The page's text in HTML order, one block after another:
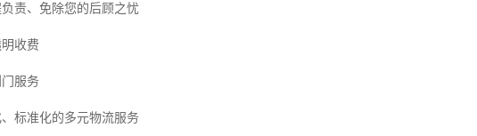
责、免除您的后顾之忧
收费
服务
标准化的多元物流服务